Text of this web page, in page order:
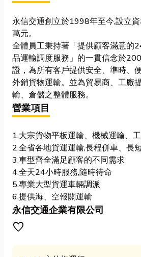
永信交通創立於1998年至今,設立
萬元。
全體員工秉持著「提供顧客滿意的
品運輸調度服務」的一貫信念於
證，為所有客戶提供安全、準時、
外銷貨物運輸。並為貿易商、工廠
輸、倉儲之整體服務。
營業項目
1.大宗貨物平板運輸、機械運輸、
2.全省各地貨運運輸,長程併車、長
3.車型齊全滿足顧客的不同需求
4.全天24小時服務,隨時待命
5.專業大型貨運車輛調派
6.提供海、空報關運輸
永信交通企業有限公司
favorite